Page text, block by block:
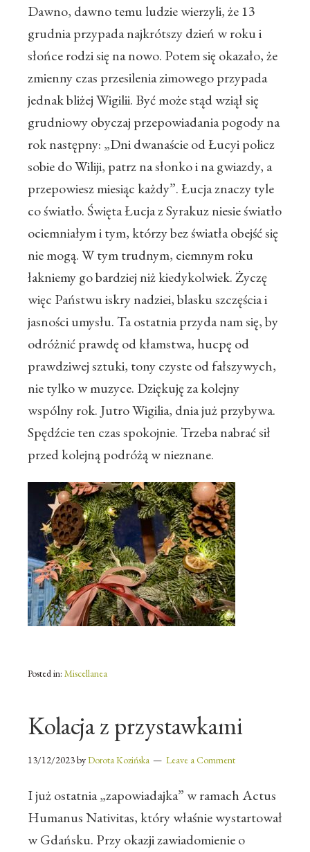
Dawno, dawno temu ludzie wierzyli, że 13
grudnia przypada najkrótszy dzień w roku i
słońce rodzi się na nowo. Potem się okazało, że
zmienny czas przesilenia zimowego przypada
jednak bliżej Wigilii. Być może stąd wziął się
grudniowy obyczaj przepowiadania pogody na
rok następny: „Dni dwanaście od Łucyi policz
sobie do Wiliji, patrz na słonko i na gwiazdy, a
przepowiesz miesiąc każdy”. Łucja znaczy tyle
co światło. Święta Łucja z Syrakuz niesie światło
ociemniałym i tym, którzy bez światła obejść się
nie mogą. W tym trudnym, ciemnym roku
łakniemy go bardziej niż kiedykolwiek. Życzę
więc Państwu iskry nadziei, blasku szczęścia i
jasności umysłu. Ta ostatnia przyda nam się, by
odróżnić prawdę od kłamstwa, hucpę od
prawdziwej sztuki, tony czyste od fałszywych,
nie tylko w muzyce. Dziękuję za kolejny
wspólny rok. Jutro Wigilia, dnia już przybywa.
Spędźcie ten czas spokojnie. Trzeba nabrać sił
przed kolejną podróżą w nieznane.
Posted in: Miscellanea
Kolacja z przystawkami
13/12/2023byDorota Kozińska Leave a Comment
I już ostatnia „zapowiadajka” w ramach Actus
Humanus Nativitas, który właśnie wystartował
w Gdańsku. Przy okazji zawiadomienie o